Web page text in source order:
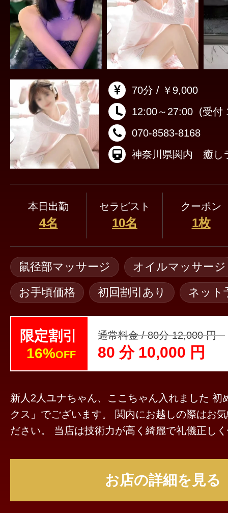
70分 / ￥9,000
12:00～27:00 (受付
070-8583-8168
神奈川県関内 癒し
本日出勤
4名
セラピスト
10名
クーポン
1枚
鼠径部マッサージ
オイルマッサージ
お手頃価格
初回割引あり ネット
限定割引
16%OFF
通常料金 / 80分 12,000 円
80 分 10,000 円
新人2人ユナちゃん、ここちゃん入れました 初
クス」でございます。 関内にお越しの際はお
ださい。 当店は技術力が高く綺麗で礼儀正しく優しいセラピスト
お店の詳細を見る